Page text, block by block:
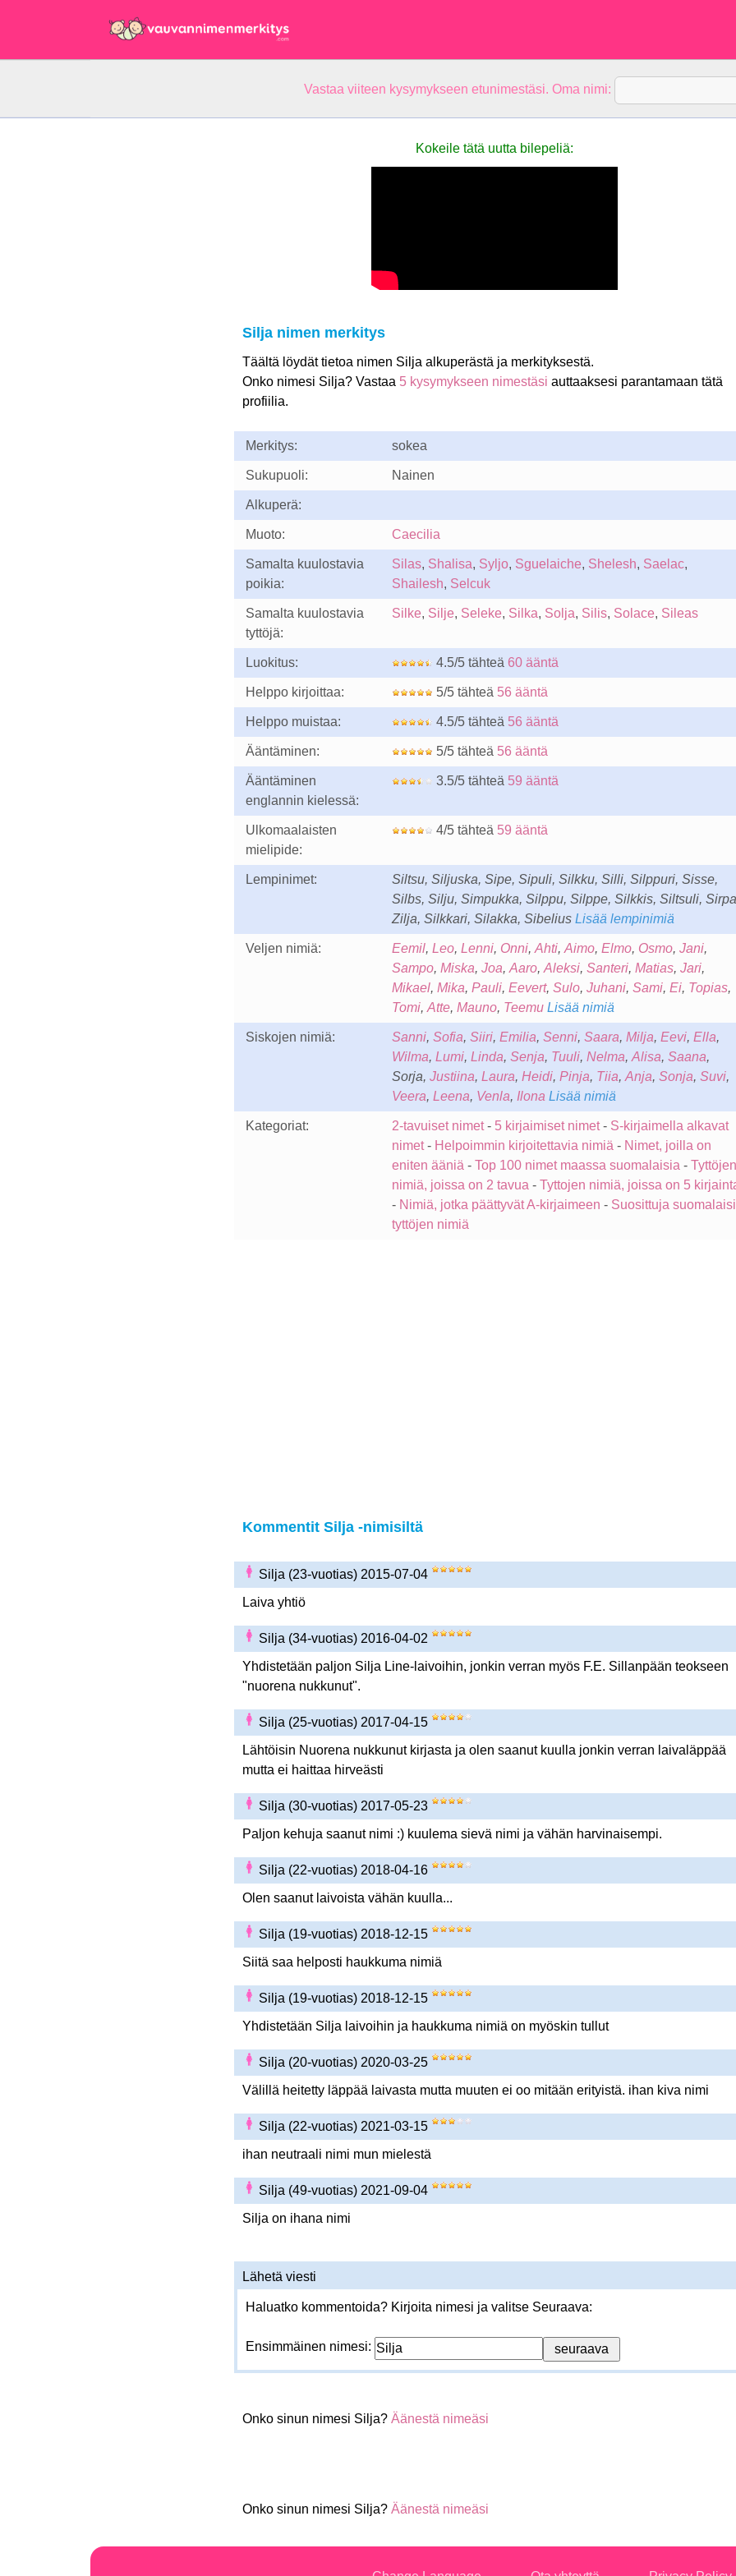
Vastaa viiteen kysymykseen etunimestäsi. Oma nimi:
Kokeile tätä uutta bilepeliä:
Silja nimen merkitys
Täältä löydät tietoa nimen Silja alkuperästä ja merkityksestä.
Onko nimesi Silja? Vastaa 5 kysymykseen nimestäsi auttaaksesi parantamaan tätä
profiilia.
Merkitys: sokea
Sukupuoli: Nainen
Alkuperä:
Muoto: Caecilia
Samalta kuulostavia
poikia:
Silas, Shalisa, Syljo, Sguelaiche, Shelesh, Saelac,
Shailesh, Selcuk
Samalta kuulostavia
tyttöjä:
Silke, Silje, Seleke, Silka, Solja, Silis, Solace, Sileas
Luokitus: 4.5/5 tähteä 60 ääntä
Helppo kirjoittaa: 5/5 tähteä 56 ääntä
Helppo muistaa: 4.5/5 tähteä 56 ääntä
Ääntäminen: 5/5 tähteä 56 ääntä
Ääntäminen
englannin kielessä:
3.5/5 tähteä 59 ääntä
Ulkomaalaisten
mielipide:
4/5 tähteä 59 ääntä
Lempinimet:
Siltsu, Siljuska, Sipe, Sipuli, Silkku, Silli, Silppuri, Sisse,
Silbs, Silju, Simpukka, Silppu, Silppe, Silkkis, Siltsuli,
Zilja, Silkkari, Silakka, Sibelius Lisää lempinimiä
Veljen nimiä: Eemil, Leo, Lenni, Onni, Ahti, Aimo, Elmo, Osmo, Jani,
Sampo, Miska, Joa, Aaro, Aleksi, Santeri, Matias, Jari,
Mikael, Mika, Pauli, Eevert, Sulo, Juhani, Sami, Ei, Topias,
Tomi, Atte, Mauno, Teemu Lisää nimiä
Siskojen nimiä: Sanni, Sofia, Siiri, Emilia, Senni, Saara, Milja, Eevi, Ella,
Wilma, Lumi, Linda, Senja, Tuuli, Nelma, Alisa, Saana,
Sorja, Justiina, Laura, Heidi, Pinja, Tiia, Anja, Sonja, Suvi,
Veera, Leena, Venla, Ilona Lisää nimiä
Kategoriat: 2-tavuiset nimet- 5 kirjaimiset nimet- S-kirjaimella alkavat
nimet- Helpoimmin kirjoitettavia nimiä - Nimet, joilla on
eniten ääniä - Top 100 nimet maassa suomalaisia - Tyttöjen
nimiä, joissa on 2 tavua - Tyttojen nimiä, joissa on 5
- Nimiä, jotka päättyvät A-kirjaimeen - Suosittuja
tyttöjen nimiä
Kommentit Silja -nimisiltä
Silja (23-vuotias) 2015-07-04
Laiva yhtiö
Silja (34-vuotias) 2016-04-02
Yhdistetään paljon Silja Line-laivoihin, jonkin verran myös F.E. Sillanpään teokseen
"nuorena nukkunut".
Silja (25-vuotias) 2017-04-15
Lähtöisin Nuorena nukkunut kirjasta ja olen saanut kuulla jonkin verran laivaläppää
mutta ei haittaa hirveästi
Silja (30-vuotias) 2017-05-23
Paljon kehuja saanut nimi :) kuulema sievä nimi ja vähän harvinaisempi.
Silja (22-vuotias) 2018-04-16
Olen saanut laivoista vähän kuulla...
Silja (19-vuotias) 2018-12-15
Siitä saa helposti haukkuma nimiä
Silja (19-vuotias) 2018-12-15
Yhdistetään Silja laivoihin ja haukkuma nimiä on myöskin tullut
Silja (20-vuotias) 2020-03-25
Välillä heitetty läppää laivasta mutta muuten ei oo mitään erityistä. ihan kiva nimi
Silja (22-vuotias) 2021-03-15
ihan neutraali nimi mun mielestä
Silja (49-vuotias) 2021-09-04
Silja on ihana nimi
Lähetä viesti
Haluatko kommentoida? Kirjoita nimesi ja valitse Seuraava:
Ensimmäinen nimesi:
Onko sinun nimesi Silja? Äänestä nimeäsi
Onko sinun nimesi Silja? Äänestä nimeäsi